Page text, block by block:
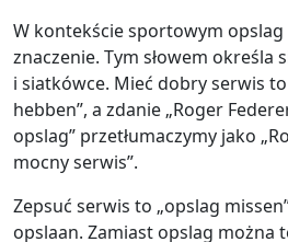
W kontekście sportowym opslag
znaczenie. Tym słowem określa
i siatkówce. Mieć dobry serwis
hebben”, a zdanie „Roger
opslag” przetłumaczymy jako
mocny serwis”.
Zepsuć serwis to „opslag
opslaan. Zamiast opslag można